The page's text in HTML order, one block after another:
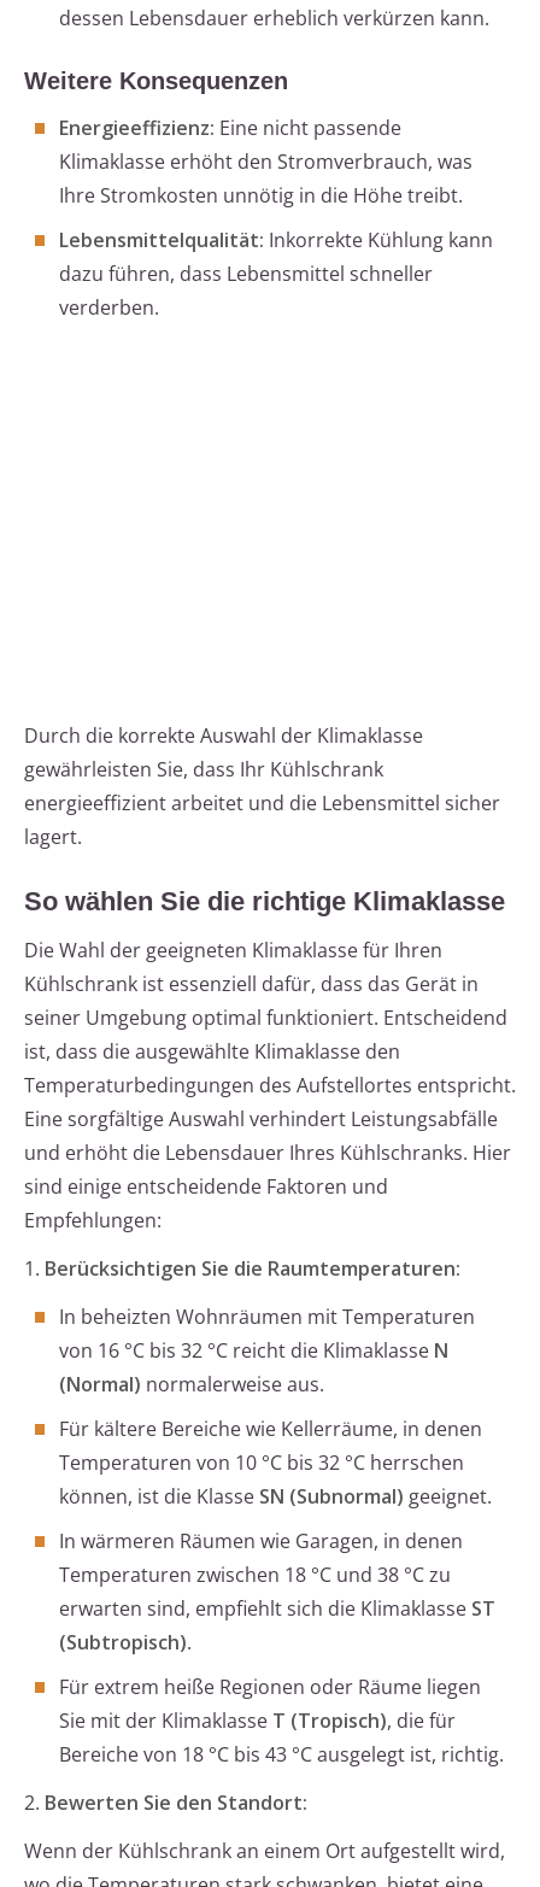
dessen Lebensdauer erheblich verkürzen kann.
Weitere Konsequenzen
Energieeffizienz: Eine nicht passende
Klimaklasse erhöht den Stromverbrauch, was
Ihre Stromkosten unnötig in die Höhe treibt.
Lebensmittelqualität: Inkorrekte Kühlung kann
dazu führen, dass Lebensmittel schneller
verderben.
Durch die korrekte Auswahl der Klimaklasse
gewährleisten Sie, dass Ihr Kühlschrank
energieeffizient arbeitet und die Lebensmittel sicher
lagert.
So wählen Sie die richtige Klimaklasse
Die Wahl der geeigneten Klimaklasse für Ihren
Kühlschrank ist essenziell dafür, dass das Gerät in
seiner Umgebung optimal funktioniert. Entscheidend
ist, dass die ausgewählte Klimaklasse den
Temperaturbedingungen des Aufstellortes entspricht.
Eine sorgfältige Auswahl verhindert Leistungsabfälle
und erhöht die Lebensdauer Ihres Kühlschranks. Hier
sind einige entscheidende Faktoren und
Empfehlungen:
1. Berücksichtigen Sie die Raumtemperaturen:
In beheizten Wohnräumen mit Temperaturen
von 16 °C bis 32 °C reicht die Klimaklasse N
(Normal) normalerweise aus.
Für kältere Bereiche wie Kellerräume, in denen
Temperaturen von 10 °C bis 32 °C herrschen
können, ist die Klasse SN (Subnormal) geeignet.
In wärmeren Räumen wie Garagen, in denen
Temperaturen zwischen 18 °C und 38 °C zu
erwarten sind, empfiehlt sich die Klimaklasse ST
(Subtropisch).
Für extrem heiße Regionen oder Räume liegen
Sie mit der Klimaklasse T (Tropisch), die für
Bereiche von 18 °C bis 43 °C ausgelegt ist, richtig.
2. Bewerten Sie den Standort:
Wenn der Kühlschrank an einem Ort aufgestellt wird,